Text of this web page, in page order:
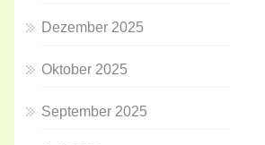
Dezember 2025
Oktober 2025
September 2025